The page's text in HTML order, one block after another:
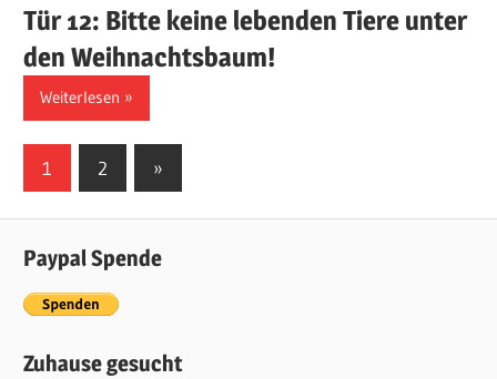
Tür 12: Bitte keine lebenden Tiere unter
den Weihnachtsbaum!
Weiterlesen
Posts
navigation
1 2
Nächste
Beiträge
»
Paypal Spende
Zuhause gesucht